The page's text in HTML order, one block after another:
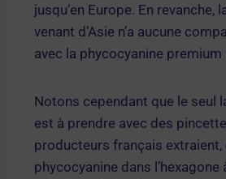
jusqu’en Europe. En revanche,
venant d’Asie n’a aucune
avec la phycocyanine premium
Notons cependant que le seul
est à prendre avec des
producteurs français extraient,
phycocyanine dans l’hexagone